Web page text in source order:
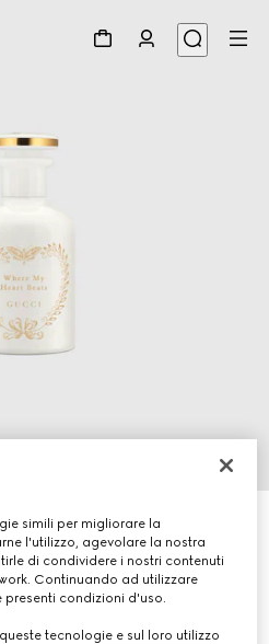
My Heart Beats, 50ml
simili per migliorare la
l'utilizzo, agevolare la nostra
di condividere i nostri contenuti
Continuando ad utilizzare
condizioni d'uso.
tecnologie e sul loro utilizzo